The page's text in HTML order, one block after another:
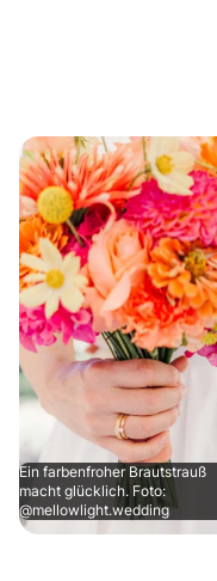
Ein farbenfroher Brautstrauß
macht glücklich. Foto:
@mellowlight.wedding